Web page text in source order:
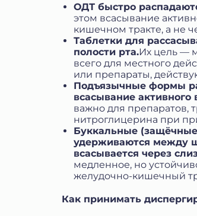
ОДТ быстро
этом всасывание
кишечном тракте, а не
Таблетки для
полости рта.Их цель —
всего для местного
или препараты,
Подъязычные формы
всасывание
важно для препаратов,
нитроглицерина при
Буккальные
удерживаются между
всасывается через
медленное, но
желудочно-кишечный
Как принимать